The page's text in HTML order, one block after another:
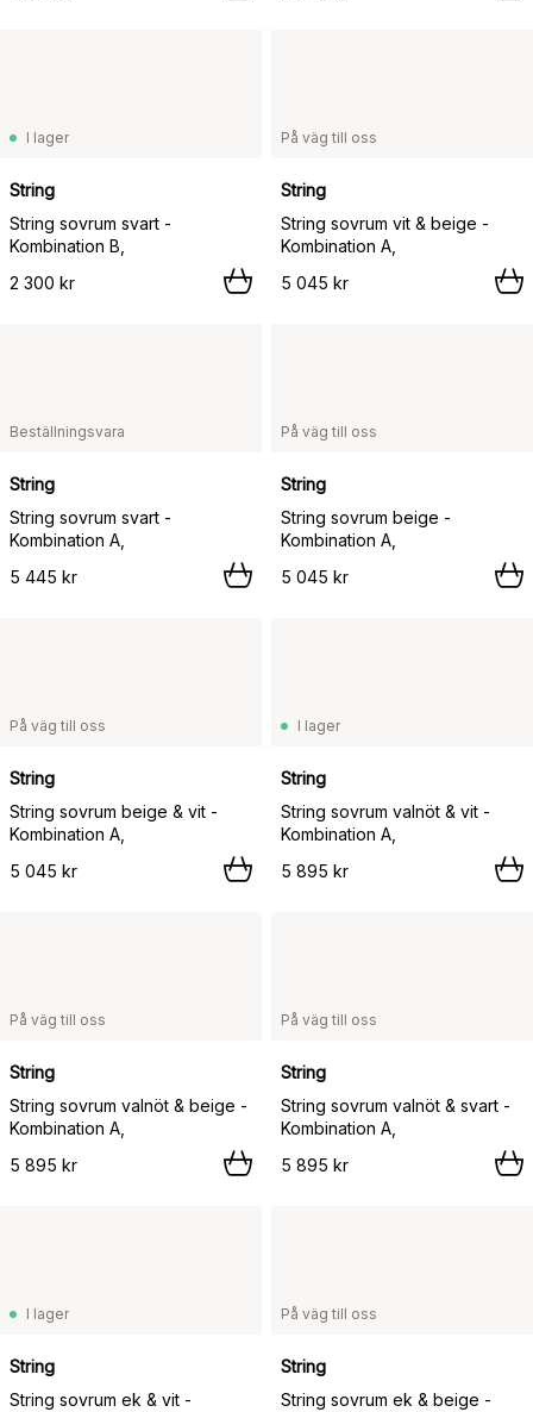
I lager
String
String sovrum svart -
Kombination B,
2 300 kr
På väg till oss
String
String sovrum vit & beige -
Kombination A,
5 045 kr
Beställningsvara
String
String sovrum svart -
Kombination A,
5 445 kr
På väg till oss
String
String sovrum beige -
Kombination A,
5 045 kr
På väg till oss
String
String sovrum beige & vit -
Kombination A,
5 045 kr
I lager
String
String sovrum valnöt & vit -
Kombination A,
5 895 kr
På väg till oss
String
String sovrum valnöt & beige -
Kombination A,
5 895 kr
På väg till oss
String
String sovrum valnöt & svart -
Kombination A,
5 895 kr
I lager
String
String sovrum ek & vit -
På väg till oss
String
String sovrum ek & beige -